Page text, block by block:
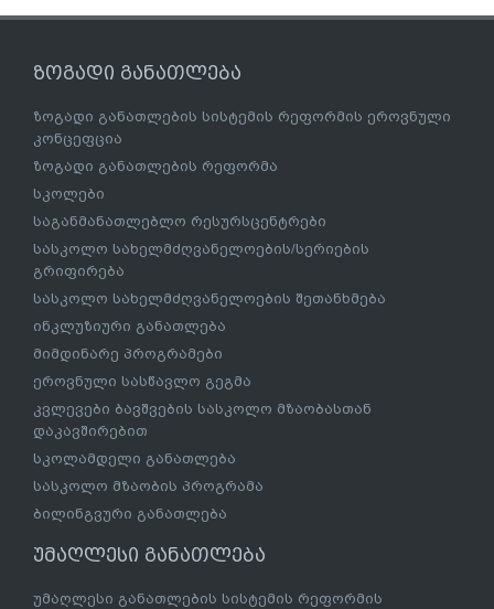
ზოგადი განათლება
ზოგადი განათლების სისტემის რეფორმის ეროვნული
კონცეფცია
ზოგადი განათლების რეფორმა
სკოლები
საგანმანათლებლო რესურსცენტრები
სასკოლო სახელმძღვანელოების/სერიების
გრიფირება
სასკოლო სახელმძღვანელოების შეთანხმება
ინკლუზიური განათლება
მიმდინარე პროგრამები
ეროვნული სასწავლო გეგმა
კვლევები ბავშვების სასკოლო მზაობასთან
დაკავშირებით
სკოლამდელი განათლება
სასკოლო მზაობის პროგრამა
ბილინგვური განათლება
უმაღლესი განათლება
უმაღლესი განათლების სისტემის რეფორმის